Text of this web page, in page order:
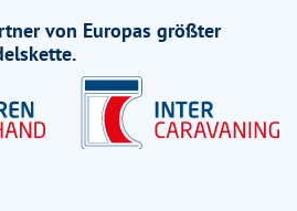
von Europas größter